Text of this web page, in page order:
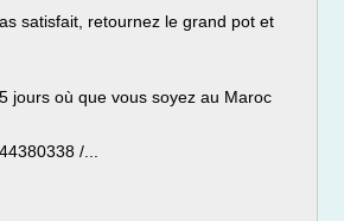
satisfait, retournez le grand pot et
jours où que vous soyez au Maroc
/...